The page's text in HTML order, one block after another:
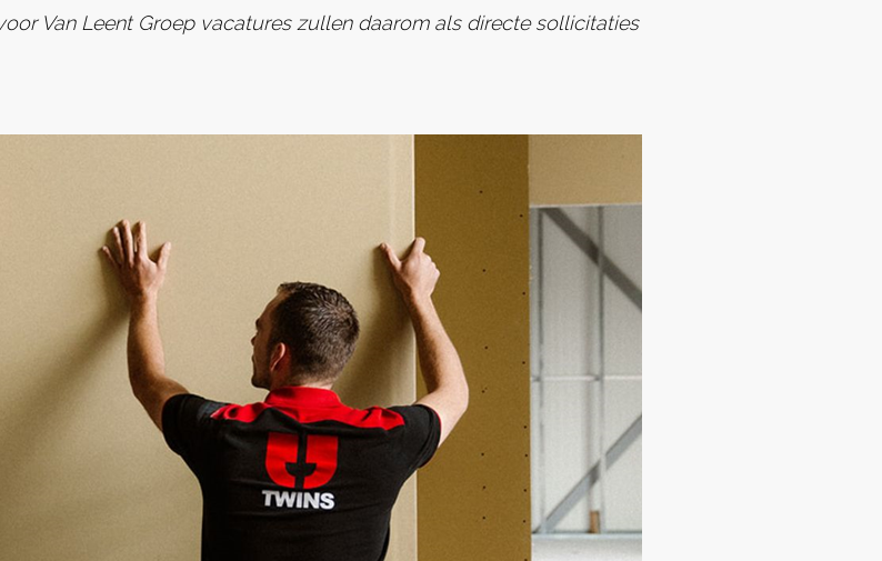
Van Leent Groep vacatures zullen daarom als directe sollicitaties